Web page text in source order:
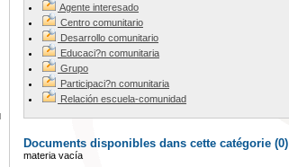
Agente interesado
Centro comunitario
Desarrollo comunitario
Educaci?n comunitaria
Grupo
Participaci?n comunitaria
Relación escuela-comunidad
Documents disponibles dans cette catégorie (0)
materia vacía